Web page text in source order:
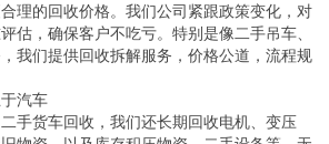
理的回收价格。我们公司紧跟政策变化，对
估，确保客户不吃亏。特别是像二手吊车、
我们提供回收拆解服务，价格公道，流程规
汽车
手货车回收，我们还长期回收电机、变压